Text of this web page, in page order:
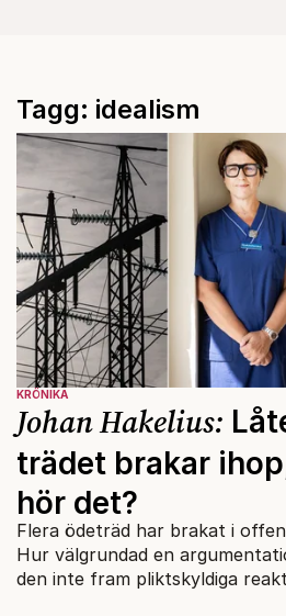
Tagg: idealism
KRÖNIKA
Johan Hakelius:
trädet brakar
hör det?
Flera ödeträd har brakat i
Hur välgrundad en
den inte fram pliktskyldiga